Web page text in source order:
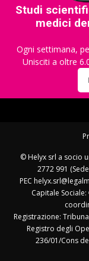
Studi
medici
Ogni settimana,
Unisciti a oltre
© Helyx srl a socio
2772 991
PEC
Capitale
Registrazione:
Registro degli
236/01/Cons